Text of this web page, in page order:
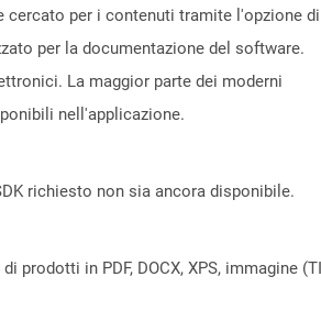
cercato per i contenuti tramite l'opzione di
per la documentazione del software.
La maggior parte dei moderni
nell'applicazione.
richiesto non sia ancora disponibile.
in PDF, DOCX, XPS, immagine